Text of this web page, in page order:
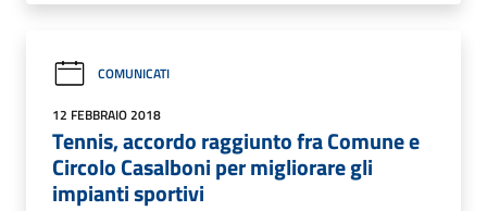
COMUNICATI
12 FEBBRAIO 2018
Tennis, accordo raggiunto fra Comune e
Circolo Casalboni per migliorare gli
impianti sportivi